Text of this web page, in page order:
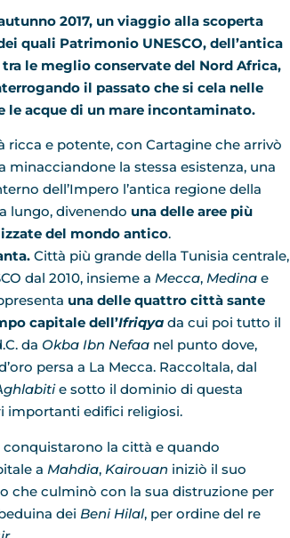
2017, un viaggio alla scoperta
quali Patrimonio UNESCO, dell’antica
le meglio conservate del Nord Africa,
il passato che si cela nelle
le acque di un mare incontaminato.
ricca e potente, con Cartagine che arrivò
minacciandone la stessa esistenza, una
dell’Impero l’antica regione della
lungo, divenendo una delle aree più
del mondo antico.
Città più grande della Tunisia centrale,
dal 2010, insieme a Mecca, Medina e
una delle quattro città sante
capitale dell’Ifriqya da cui poi tutto il
da Okba Ibn Nefaa nel punto dove,
persa a La Mecca. Raccoltala, dal
e sotto il dominio di questa
importanti edifici religiosi.
conquistarono la città e quando
a Mahdia, Kairouan iniziò il suo
che culminò con la sua distruzione per
dei Beni Hilal, per ordine del re